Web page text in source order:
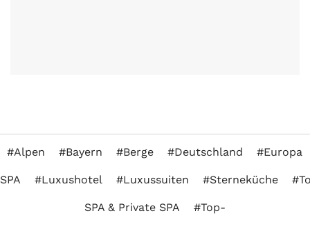
Alpen Bayern Berge Deutschland Europa
SPA Luxushotel Luxussuiten Sterneküche
SPA & Private SPA Top-